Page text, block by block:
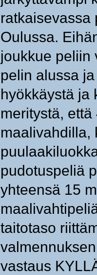
ratkaisevassa
Oulussa.
joukkue peliin
pelin alussa
hyökkäystä ja
meritystä,
maalivahdilla,
pudotuspeliä
yhteensä 15
taitotaso
vastaus